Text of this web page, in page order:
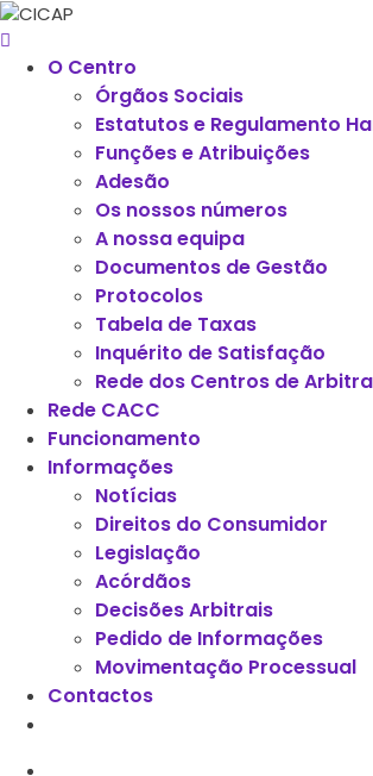
O Centro
Órgãos Sociais
Estatutos e Regulamento
Funções e Atribuições
Adesão
Os nossos números
A nossa equipa
Documentos de Gestão
Protocolos
Tabela de Taxas
Inquérito de Satisfação
Rede dos Centros de
Rede CACC
Funcionamento
Informações
Notícias
Direitos do Consumidor
Legislação
Acórdãos
Decisões Arbitrais
Pedido de Informações
Movimentação Processual
Contactos